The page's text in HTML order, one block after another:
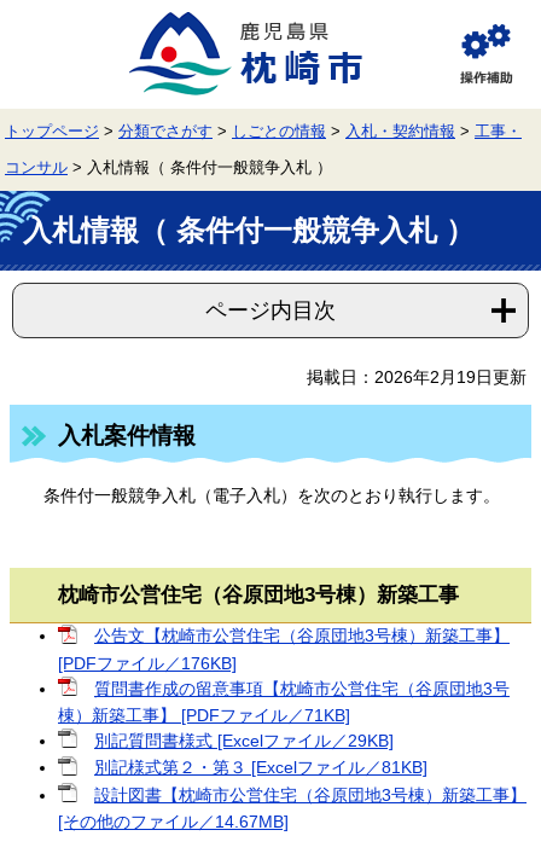
で
す。
ば
し
本
文
へ
覧
補
助
トップページ > 分類でさがす > しごとの情報 > 入札・契約情報 > 工事・
コンサル > 入札情報（ 条件付一般競争入札 ）
本
文 入札情報（ 条件付一般競争入札 ）
ページ内目次
掲載日：2026年2月19日更新
入札案件情報
条件付一般競争入札（電子入札）を次のとおり執行します。
枕崎市公営住宅（谷原団地3号棟）新築工事
公告文【枕崎市公営住宅（谷原団地3号棟）新築工事】
[PDFファイル／176KB]
質問書作成の留意事項【枕崎市公営住宅（谷原団地3号
棟）新築工事】 [PDFファイル／71KB]
別記質問書様式 [Excelファイル／29KB]
別記様式第２・第３ [Excelファイル／81KB]
設計図書【枕崎市公営住宅（谷原団地3号棟）新築工事】
[その他のファイル／14.67MB]